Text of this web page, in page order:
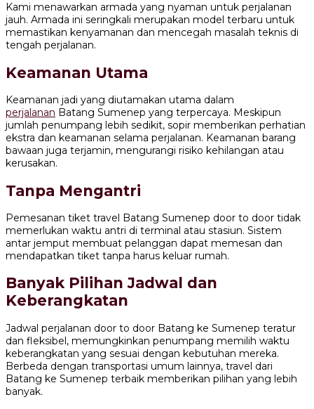
Kami menawarkan armada yang nyaman untuk perjalanan
jauh. Armada ini seringkali merupakan model terbaru untuk
memastikan kenyamanan dan mencegah masalah teknis di
tengah perjalanan.
Keamanan Utama
Keamanan jadi yang diutamakan utama dalam
perjalanan Batang Sumenep yang terpercaya. Meskipun
jumlah penumpang lebih sedikit, sopir memberikan perhatian
ekstra dan keamanan selama perjalanan. Keamanan barang
bawaan juga terjamin, mengurangi risiko kehilangan atau
kerusakan.
Tanpa Mengantri
Pemesanan tiket travel Batang Sumenep door to door tidak
memerlukan waktu antri di terminal atau stasiun. Sistem
antar jemput membuat pelanggan dapat memesan dan
mendapatkan tiket tanpa harus keluar rumah.
Banyak Pilihan Jadwal dan
Keberangkatan
Jadwal perjalanan door to door Batang ke Sumenep teratur
dan fleksibel, memungkinkan penumpang memilih waktu
keberangkatan yang sesuai dengan kebutuhan mereka.
Berbeda dengan transportasi umum lainnya, travel dari
Batang ke Sumenep terbaik memberikan pilihan yang lebih
banyak.